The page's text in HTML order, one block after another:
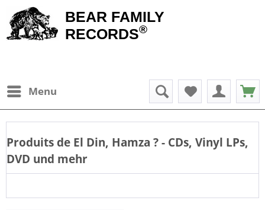
BEAR FAMILY
RECORDS®
Menu
Produits de El Din, Hamza ? - CDs, Vinyl LPs,
DVD und mehr